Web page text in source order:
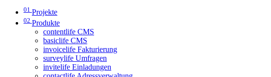
01 Projekte
02 Produkte
contentlife CMS
basiclife CMS
invoicelife Fakturierung
surveylife Umfragen
invitelife Einladungen